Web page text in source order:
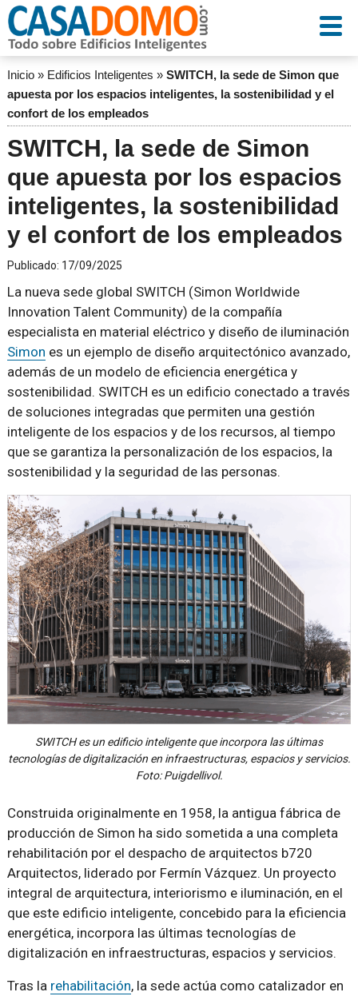
Inicio» Edificios Inteligentes » SWITCH, la sede de Simon que
apuesta por los espacios inteligentes, la sostenibilidad y el
confort de los empleados
SWITCH, la sede de Simon
que apuesta por los espacios
inteligentes, la sostenibilidad
y el confort de los empleados
Publicado: 17/09/2025
La nueva sede global SWITCH (Simon Worldwide
Innovation Talent Community) de la compañía
especialista en material eléctrico y diseño de iluminación
Simon es un ejemplo de diseño arquitectónico avanzado,
además de un modelo de eficiencia energética y
sostenibilidad. SWITCH es un edificio conectado a través
de soluciones integradas que permiten una gestión
inteligente de los espacios y de los recursos, al tiempo
que se garantiza la personalización de los espacios, la
sostenibilidad y la seguridad de las personas.
SWITCH es un edificio inteligente que incorpora las últimas
tecnologías de digitalización en infraestructuras, espacios y servicios.
Foto: Puigdellivol.
Construida originalmente en 1958, la antigua fábrica de
producción de Simon ha sido sometida a una completa
rehabilitación por el despacho de arquitectos b720
Arquitectos, liderado por Fermín Vázquez. Un proyecto
integral de arquitectura, interiorismo e iluminación, en el
que este edificio inteligente, concebido para la eficiencia
energética, incorpora las últimas tecnologías de
digitalización en infraestructuras, espacios y servicios.
Tras la rehabilitación, la sede actúa como catalizador en